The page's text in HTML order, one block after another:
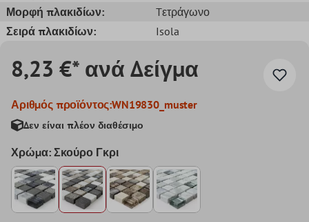
Μορφή πλακιδίων:
Tετράγωνο
Σειρά πλακιδίων:
Isola
8,23 €* ανά Δείγμα
Αριθμός προϊόντος:WN19830_muster
Δεν είναι πλέον διαθέσιμο
Χρώμα: Σκούρο Γκρι